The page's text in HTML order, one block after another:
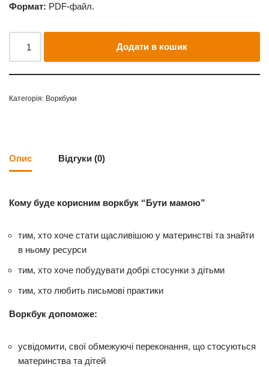
Формат: PDF-файл.
Додати в кошик
Категорія: Воркбуки
Опис Відгуки (0)
Кому буде корисним воркбук “Бути мамою”
тим, хто хоче стати щасливішою у материнстві та знайти
в ньому ресурси
тим, хто хоче побудувати добрі стосунки з дітьми
тим, хто любить письмові практики
Воркбук допоможе:
усвідомити, свої обмежуючі переконання, що стосуються
материнства та дітей